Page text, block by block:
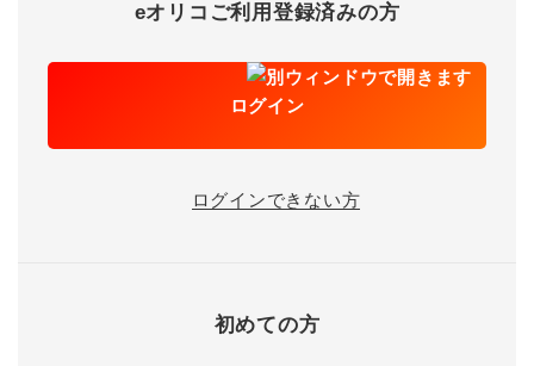
eオリコご利用登録済みの方
ログイン
ログインできない方
初めての方